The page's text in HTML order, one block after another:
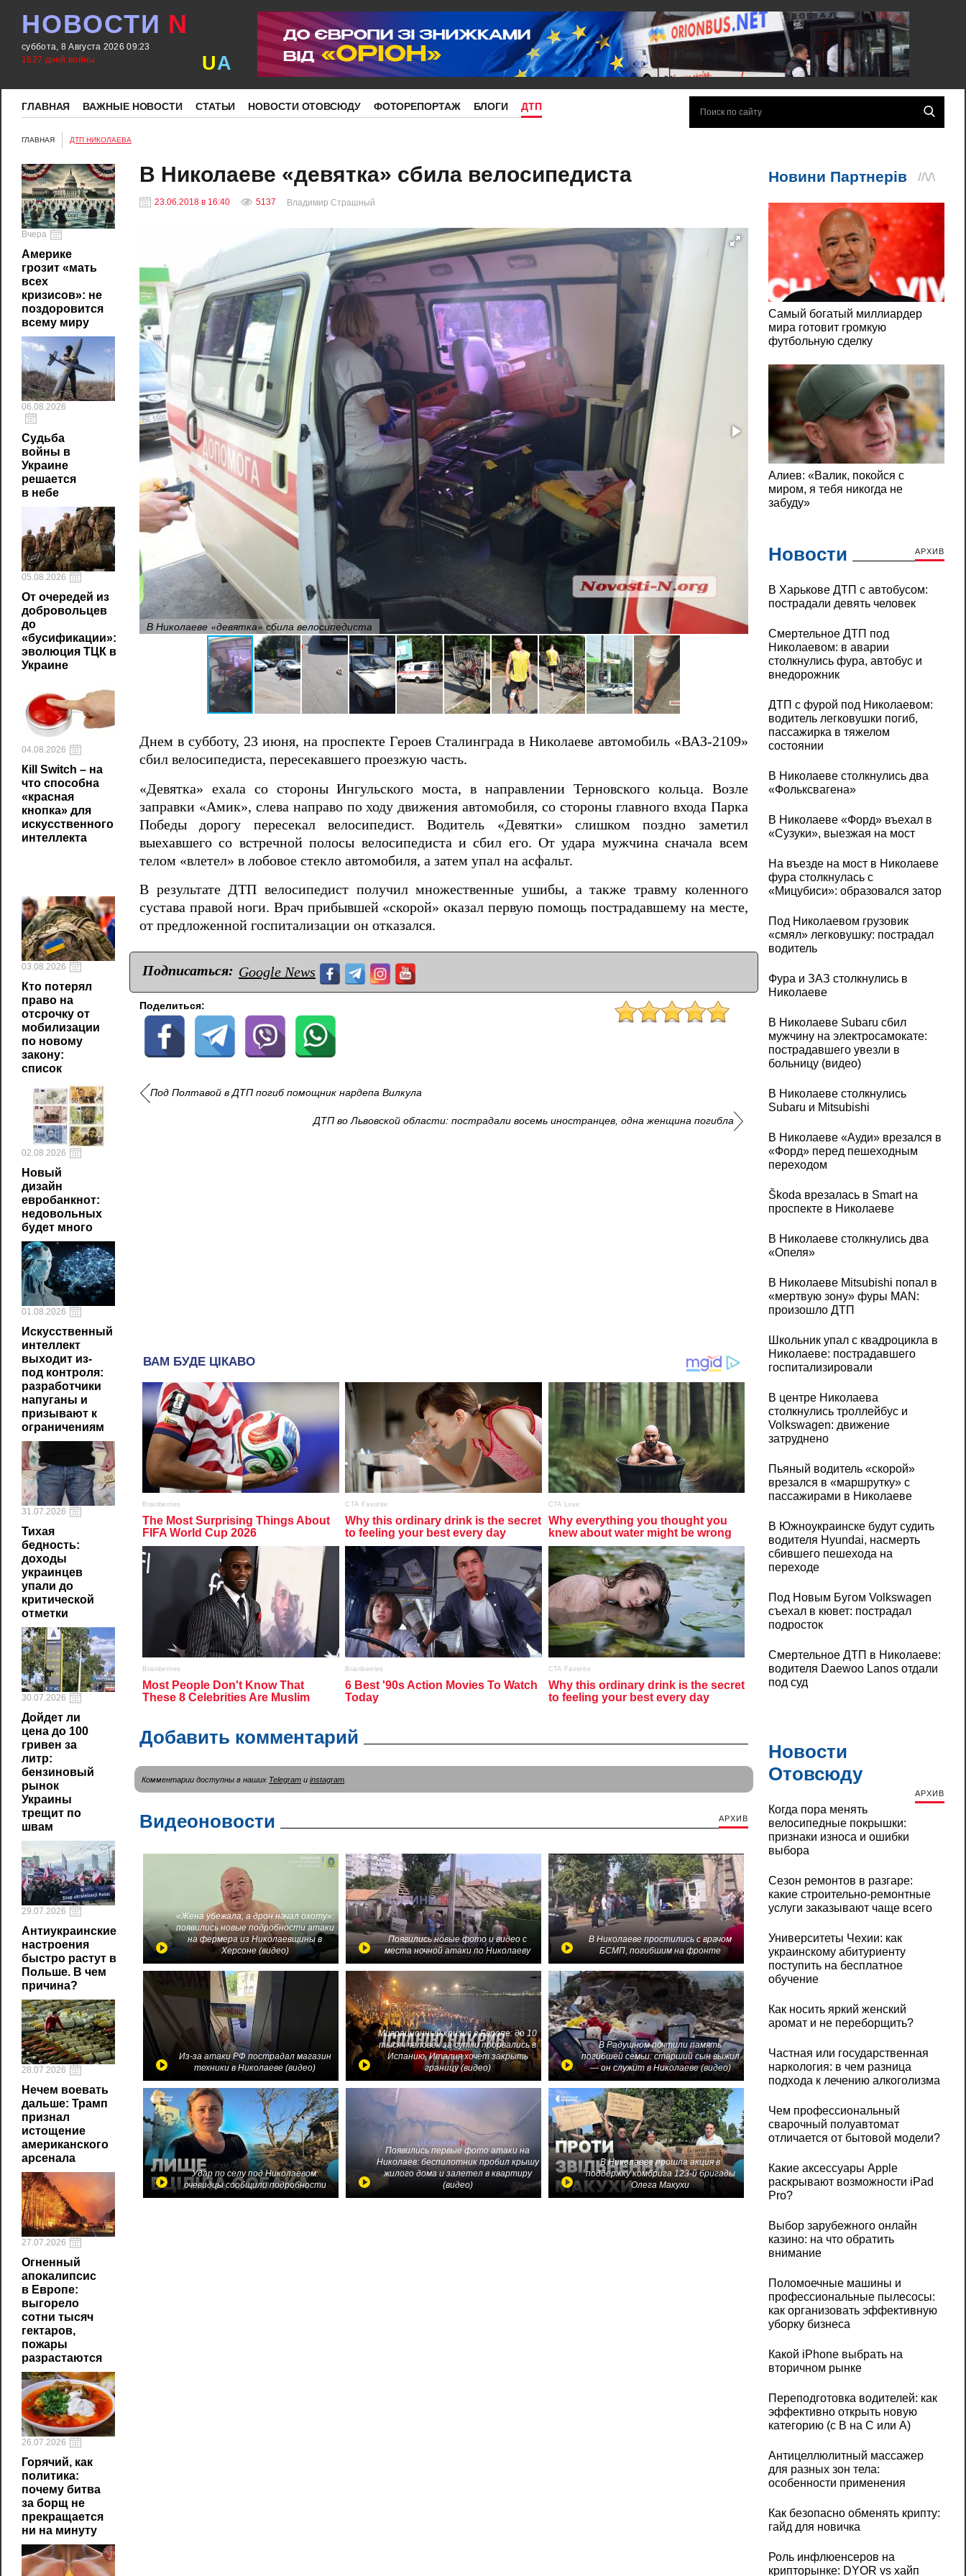
НОВОСТИ N
суббота, 8 Августа 2026 09:23
1627 дней войны
UA
ГЛАВНАЯ ВАЖНЫЕ НОВОСТИ СТАТЬИ НОВОСТИ ОТОВСЮДУ ФОТОРЕПОРТАЖ БЛОГИ ДТП
ГЛАВНАЯ ДТП НИКОЛАЕВА
Вчера
Америке
грозит «мать
всех
кризисов»: не
поздоровится
всему миру
06.08.2026
Судьба
войны в
Украине
решается
в небе
05.08.2026
От очередей из
добровольцев
до
«бусификации»:
эволюция ТЦК в
Украине
04.08.2026
Кill Switch – на
что способна
«красная
кнопка» для
искусственного
интеллекта
03.08.2026
Кто потерял
право на
отсрочку от
мобилизации
по новому
закону:
список
02.08.2026
Новый
дизайн
евробанкнот:
недовольных
будет много
01.08.2026
Искусственный
интеллект
выходит из-
под контроля:
разработчики
напуганы и
призывают к
ограничениям
31.07.2026
Тихая
бедность:
доходы
украинцев
упали до
критической
отметки
30.07.2026
Дойдет ли
цена до 100
гривен за
литр:
бензиновый
рынок
Украины
трещит по
швам
29.07.2026
Антиукраинские
настроения
быстро растут в
Польше. В чем
причина?
28.07.2026
Нечем воевать
дальше: Трамп
признал
истощение
американского
арсенала
27.07.2026
Огненный
апокалипсис
в Европе:
выгорело
сотни тысяч
гектаров,
пожары
разрастаются
26.07.2026
Горячий, как
политика:
почему битва
за борщ не
прекращается
ни на минуту
В Николаеве «девятка» сбила велосипедиста
23.06.2018 в 16:40 5137 Владимир Страшный
В Николаеве «девятка» сбила велосипедиста В Николаеве «девятка» сбила
Днем в субботу, 23 июня, на проспекте Героев Сталинграда в Николаеве автомобиль «ВАЗ-2109»
сбил велосипедиста, пересекавшего проезжую часть.
«Девятка» ехала со стороны Ингульского моста, в направлении Терновского кольца. Возле
заправки «Амик», слева направо по ходу движения автомобиля, со стороны главного входа Парка
Победы дорогу пересекал велосипедист. Водитель «Девятки» слишком поздно заметил
выехавшего со встречной полосы велосипедиста и сбил его. От удара мужчина сначала всем
телом «влетел» в лобовое стекло автомобиля, а затем упал на асфальт.
В результате ДТП велосипедист получил множественные ушибы, а также травму коленного
сустава правой ноги. Врач прибывшей «скорой» оказал первую помощь пострадавшему на месте,
от предложенной госпитализации он отказался.
Подписаться: Google News
Поделиться:
Под Полтавой в ДТП погиб помощник нардепа Вилкула
ДТП во Львовской области: пострадали восемь иностранцев, одна женщина погибла
Добавить комментарий
Комментарии доступны в наших Telegram и instagram
Видеоновости АРХИВ
«Жена убежала, а дрон начал охоту»:
появились новые подробности атаки
на фермера из Николаевщины в
Херсоне (видео)
Появились новые фото и видео с
места ночной атаки по Николаеву
В Николаеве простились с врачом
БСМП, погибшим на фронте
Из-за атаки РФ пострадал магазин
техники в Николаеве (видео)
Миграционный кризис в Европе: до 10
тысяч человек за сутки прорвались в
Испанию, Италия хочет закрыть
границу (видео)
В Радушном почтили память
погибшей семьи: старший сын выжил
— он служит в Николаеве (видео)
Удар по селу под Николаевом:
очевидцы сообщили подробности
Появились первые фото атаки на
Николаев: беспилотник пробил крышу
жилого дома и залетел в квартиру
(видео)
В Николаеве прошла акция в
поддержку комбрига 123-й бригады
Олега Макухи
Новости АРХИВ
В Харькове ДТП с автобусом:
пострадали девять человек
Смертельное ДТП под
Николаевом: в аварии
столкнулись фура, автобус и
внедорожник
ДТП с фурой под Николаевом:
водитель легковушки погиб,
пассажирка в тяжелом
состоянии
В Николаеве столкнулись два
«Фольксвагена»
В Николаеве «Форд» въехал в
«Сузуки», выезжая на мост
На въезде на мост в Николаеве
фура столкнулась с
«Мицубиси»: образовался затор
Под Николаевом грузовик
«смял» легковушку: пострадал
водитель
Фура и ЗАЗ столкнулись в
Николаеве
В Николаеве Subaru сбил
мужчину на электросамокате:
пострадавшего увезли в
больницу (видео)
В Николаеве столкнулись
Subaru и Mitsubishi
В Николаеве «Ауди» врезался в
«Форд» перед пешеходным
переходом
Škoda врезалась в Smart на
проспекте в Николаеве
В Николаеве столкнулись два
«Опеля»
В Николаеве Mitsubishi попал в
«мертвую зону» фуры MAN:
произошло ДТП
Школьник упал с квадроцикла в
Николаеве: пострадавшего
госпитализировали
В центре Николаева
столкнулись троллейбус и
Volkswagen: движение
затруднено
Пьяный водитель «скорой»
врезался в «маршрутку» с
пассажирами в Николаеве
В Южноукраинске будут судить
водителя Hyundai, насмерть
сбившего пешехода на
переходе
Под Новым Бугом Volkswagen
съехал в кювет: пострадал
подросток
Смертельное ДТП в Николаеве:
водителя Daewoo Lanos отдали
под суд
Новости
Отовсюду
АРХИВ
Когда пора менять
велосипедные покрышки:
признаки износа и ошибки
выбора
Сезон ремонтов в разгаре:
какие строительно-ремонтные
услуги заказывают чаще всего
Университеты Чехии: как
украинскому абитуриенту
поступить на бесплатное
обучение
Как носить яркий женский
аромат и не переборщить?
Частная или государственная
наркология: в чем разница
подхода к лечению алкоголизма
Чем профессиональный
сварочный полуавтомат
отличается от бытовой модели?
Какие аксессуары Apple
раскрывают возможности iPad
Pro?
Выбор зарубежного онлайн
казино: на что обратить
внимание
Поломоечные машины и
профессиональные пылесосы:
как организовать эффективную
уборку бизнеса
Какой iPhone выбрать на
вторичном рынке
Переподготовка водителей: как
эффективно открыть новую
категорию (с B на C или А)
Антицеллюлитный массажер
для разных зон тела:
особенности применения
Как безопасно обменять крипту:
гайд для новичка
Роль инфлюенсеров на
крипторынке: DYOR vs хайп